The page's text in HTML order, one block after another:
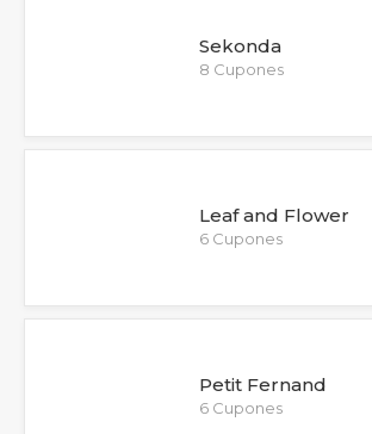
Sekonda
8 Cupones
Leaf and Flower
6 Cupones
Petit Fernand
6 Cupones